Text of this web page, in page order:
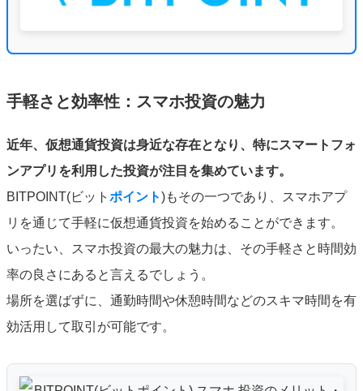
手軽さと効率性：スマホ投資の魅力
近年、仮想通貨投資は身近な存在となり、特にスマートフォ
ンアプリを利用した投資が注目を集めています。
BITPOINT(ビット ポイント)もその一つであり、スマホアプ
リを通じて手軽に仮想通貨投資を始めることができます。
いったい、スマホ投資の最大の魅力は、その手軽さと時間効
率の良さにあると言えるでしょう。
場所を選ばずに、通勤時間や休憩時間などのスキマ時間を有
効活用して取引が可能です。